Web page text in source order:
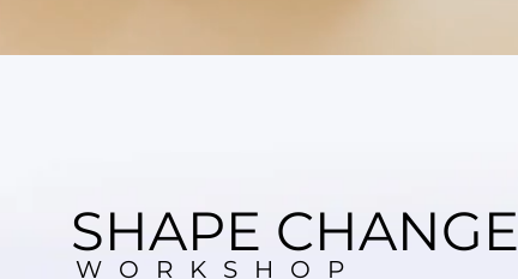
WORKSHOP
SHAPE CHANGE